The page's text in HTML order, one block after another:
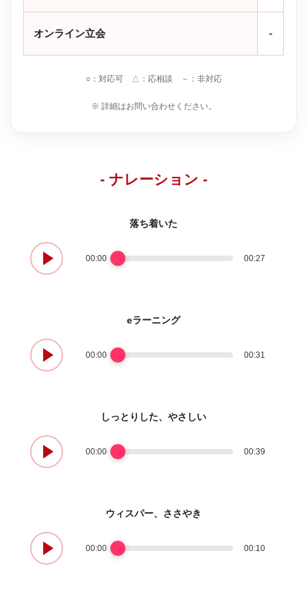
オンライン立会 -
○：対応可 △：応相談 －：非対応
※ 詳細はお問い合わせください。
- ナレーション -
落ち着いた
00:00 00:27
eラーニング
00:00 00:31
しっとりした、やさしい
00:00 00:39
ウィスパー、ささやき
00:00 00:10